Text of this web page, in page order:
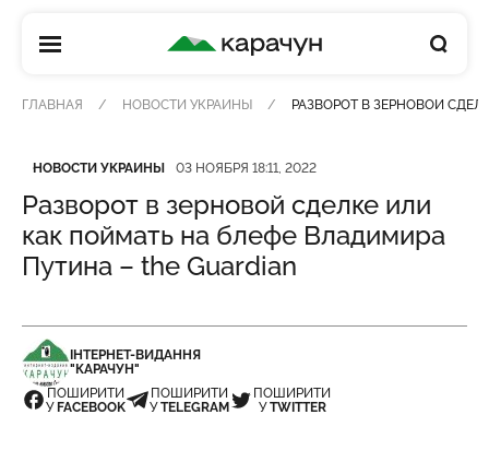
КАРАЧУН
ГЛАВНАЯ НОВОСТИ УКРАИНЫ РАЗВОРОТ В ЗЕРНОВОЙ
Категория
НОВОСТИ УКРАИНЫ
Дата публикации 03 НОЯБРЯ 18:11, 2022
Разворот в зерновой сделке или
как поймать на блефе Владимира
Путина – the Guardian
ІНТЕРНЕТ-ВИДАННЯ
"КАРАЧУН"
ПОШИРИТИ
У FACEBOOK
ПОШИРИТИ
УTELEGRAM
ПОШИРИТИ
УTWITTER